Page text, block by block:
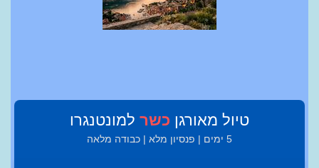
טיול מאורגן כשר למונטנגרו
5 ימים | פנסיון מלא | כבודה מלאה